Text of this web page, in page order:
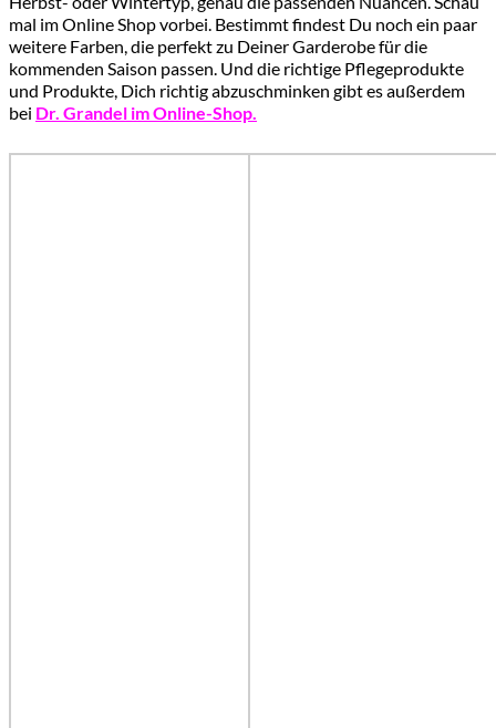
mal im Online Shop vorbei. Bestimmt findest Du noch ein paar
weitere Farben, die perfekt zu Deiner Garderobe für die
kommenden Saison passen. Und die richtige Pflegeprodukte
und Produkte, Dich richtig abzuschminken gibt es außerdem
bei Dr. Grandel im Online-Shop.